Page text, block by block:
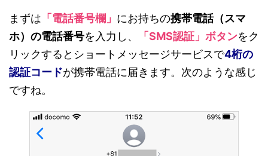
まずは 「電話番号欄」 にお持ちの携帯電話（スマ
ホ）の電話番号を入力し、 「SMS認証」ボタンをク
リックするとショートメッセージサービスで4桁の
認証コードが携帯電話に届きます。次のような感じ
ですね。